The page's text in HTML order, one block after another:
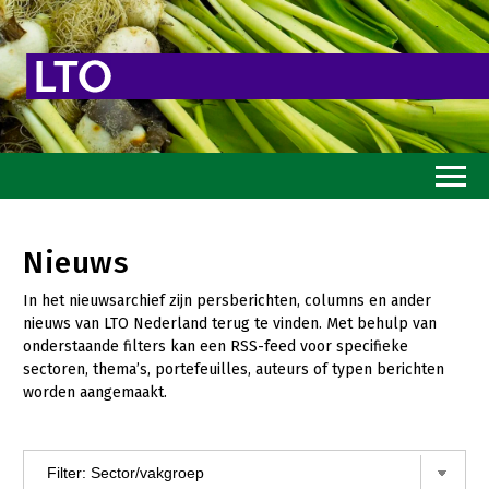
Toekomstvisie
Goed eten
Mooi groen
Sterk ondernemerschap
Nieuws
In het nieuwsarchief zijn persberichten, columns en ander
nieuws van LTO Nederland terug te vinden. Met behulp van
onderstaande filters kan een RSS-feed voor specifieke
sectoren, thema’s, portefeuilles, auteurs of typen berichten
worden aangemaakt.